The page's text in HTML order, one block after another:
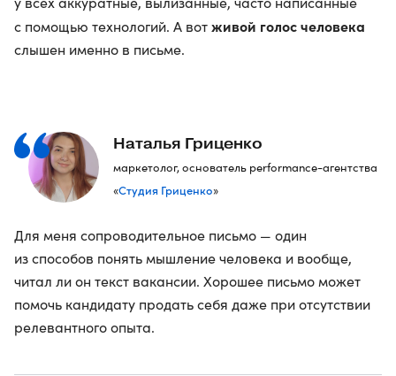
с помощью технологий. А вотживой голос человека
слышен именно в письме.
Наталья Гриценко
маркетолог, основатель performance-агентства
«Студия Гриценко»
Для меня сопроводительное письмо — один
из способов понять мышление человека и вообще,
читал ли он текст вакансии. Хорошее письмо может
помочь кандидату продать себя даже при отсутствии
релевантного опыта.